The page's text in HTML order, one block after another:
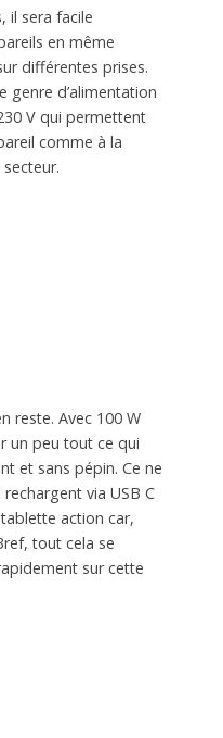
il sera facile
en même
différentes prises.
genre d’alimentation
V qui permettent
comme à la
reste. Avec 100 W
un peu tout ce qui
et sans pépin. Ce ne
via USB C
action car,
tout cela se
sur cette